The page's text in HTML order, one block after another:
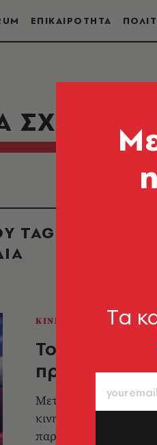
ΕΠΙΚΑΙΡΟΤΗΤΑ
TAG
ΚΙΝΗΜΑΤΟΓΡΑΦΟΣ
Το Space
Μετά από σχεδόν δύο
κινηματογραφική
παρέα με τον Lebron
Tα